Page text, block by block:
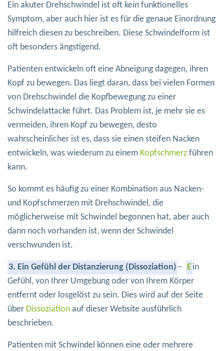
Ein akuter Drehschwindel ist oft kein funktionelles
Symptom, aber auch hier ist es für die genaue Einordnung
hilfreich diesen zu beschreiben. Diese Schwindelform ist
oft besonders ängstigend.
Patienten entwickeln oft eine Abneigung dagegen, ihren
Kopf zu bewegen. Das liegt daran, dass bei vielen Formen
von Drehschwindel die Kopfbewegung zu einer
Schwindelattacke führt. Das Problem ist, je mehr sie es
vermeiden, ihren Kopf zu bewegen, desto
wahrscheinlicher ist es, dass sie einen steifen Nacken
entwickeln, was wiederum zu einem Kopfschmerz führen
kann.
So kommt es häufig zu einer Kombination aus Nacken-
und Kopfschmerzen mit Drehschwindel, die
möglicherweise mit Schwindel begonnen hat, aber auch
dann noch vorhanden ist, wenn der Schwindel
verschwunden ist.
3. Ein Gefühl der Distanzierung (Dissoziation) – Ein
Gefühl, von Ihrer Umgebung oder von Ihrem Körper
entfernt oder losgelöst zu sein. Dies wird auf der Seite
über Dissoziation auf dieser Website ausführlich
beschrieben.
Patienten mit Schwindel können eine oder mehrere